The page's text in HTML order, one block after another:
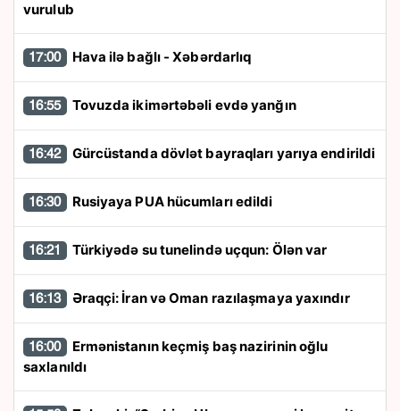
vurulub
17:00 Hava ilə bağlı - Xəbərdarlıq
16:55 Tovuzda ikimərtəbəli evdə yanğın
16:42 Gürcüstanda dövlət bayraqları yarıya endirildi
16:30 Rusiyaya PUA hücumları edildi
16:21 Türkiyədə su tunelində uçqun: Ölən var
16:13 Əraqçi: İran və Oman razılaşmaya yaxındır
16:00
saxlanıldı